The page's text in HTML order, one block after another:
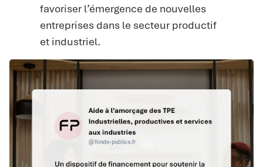
favoriser l’émergence de nouvelles
entreprises dans le secteur productif
et industriel.